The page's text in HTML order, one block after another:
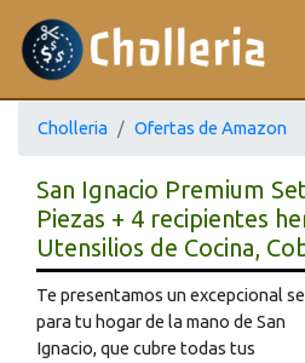
Cholleria Ofertas de Amazon
San Ignacio Premium
Piezas + 4 recipientes
Utensilios de Cocina,
Te presentamos un excepcional
para tu hogar de la mano de San
Ignacio, que cubre todas tus